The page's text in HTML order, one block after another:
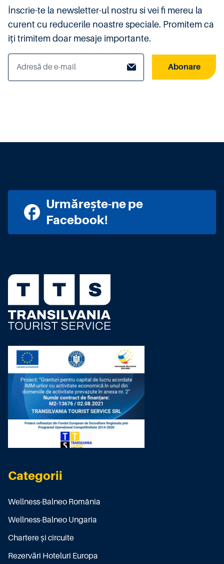
Înscrie-te la newsletter-ul nostru si vei fi mereu la
curent cu reducerile noastre speciale. Promitem ca
iți trimitem doar mesaje importante.
Abonare
Urmărește-ne pe
Facebook!
Categorii
Wellness-Balneo România
Wellness-Balneo Ungaria
Chartere și circuite
Rezervări Hoteluri Europa